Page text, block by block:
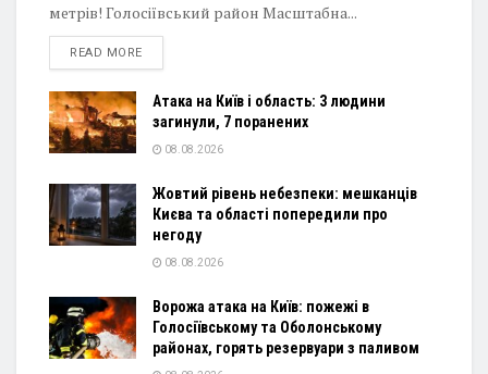
метрів! Голосіївський район Масштабна...
READ MOREDETAILS
Атака на Київ і область: 3 людини
загинули, 7 поранених
08.08.2026
Жовтий рівень небезпеки: мешканців
Києва та області попередили про
негоду
08.08.2026
Ворожа атака на Київ: пожежі в
Голосіївському та Оболонському
районах, горять резервуари з паливом